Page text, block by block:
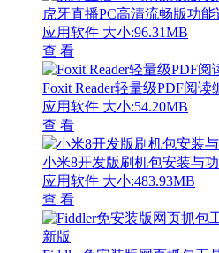
虎牙直播PC高清流畅版功能
应用软件 大小:96.31MB
查 看
Foxit Reader轻量级PDF阅
应用软件 大小:54.20MB
查 看
小米8开发版刷机包安装与
应用软件 大小:483.93MB
查 看